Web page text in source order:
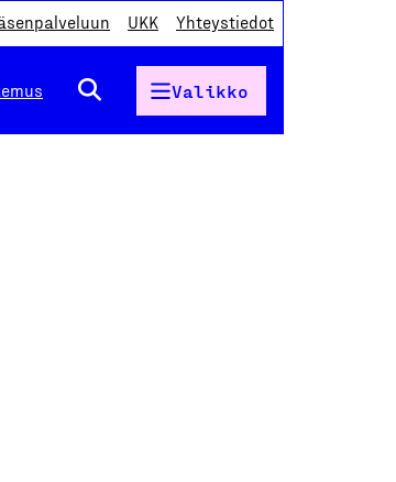
UKK Yhteystiedot
Valikko